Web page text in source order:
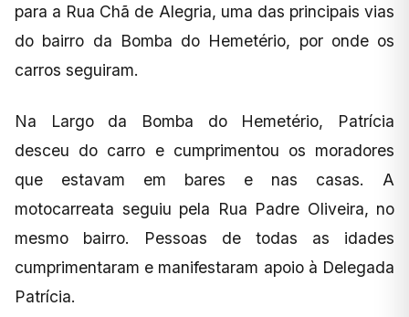
para a Rua Chã de Alegria, uma das principais vias
do bairro da Bomba do Hemetério, por onde os
carros seguiram.
Na Largo da Bomba do Hemetério, Patrícia
desceu do carro e cumprimentou os moradores
que estavam em bares e nas casas. A
motocarreata seguiu pela Rua Padre Oliveira, no
mesmo bairro. Pessoas de todas as idades
cumprimentaram e manifestaram apoio à Delegada
Patrícia.